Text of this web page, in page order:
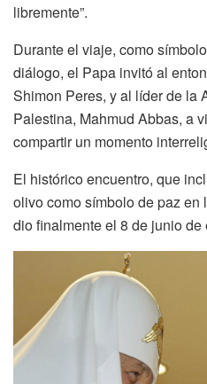
libremente”.
Durante el viaje, como
diálogo, el Papa invitó al
Shimon Peres, y al líder de la
Palestina, Mahmud Abbas, a
compartir un momento
El histórico encuentro, que
olivo como símbolo de paz en
dio finalmente el 8 de junio de